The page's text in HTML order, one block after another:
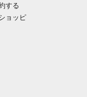
する
ョッピ